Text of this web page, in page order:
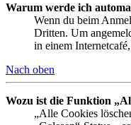
Warum werde ich
Wenn du beim
Dritten. Um
in einem
Nach oben
Wozu ist die Funktion
„Alle Cookies